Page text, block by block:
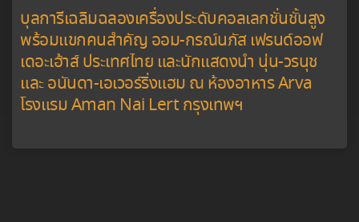
บุลการีเฉลิมฉลองเครื่องประดับคอลเลกชั่นชั้นสูง
พร้อมแขกคนสำคัญ ออม-กรณ์นภัส เฟรนด์ออฟ
เดอะเฮ้าส์ ประเทศไทย และนักแสดงนำ นุ่น-วรนุช
และ อนันดา-เอเวอร์ริ่งแฮม ณ ห้องอาหาร Arva
โรงแรม Aman Nai Lert กรุงเทพฯ